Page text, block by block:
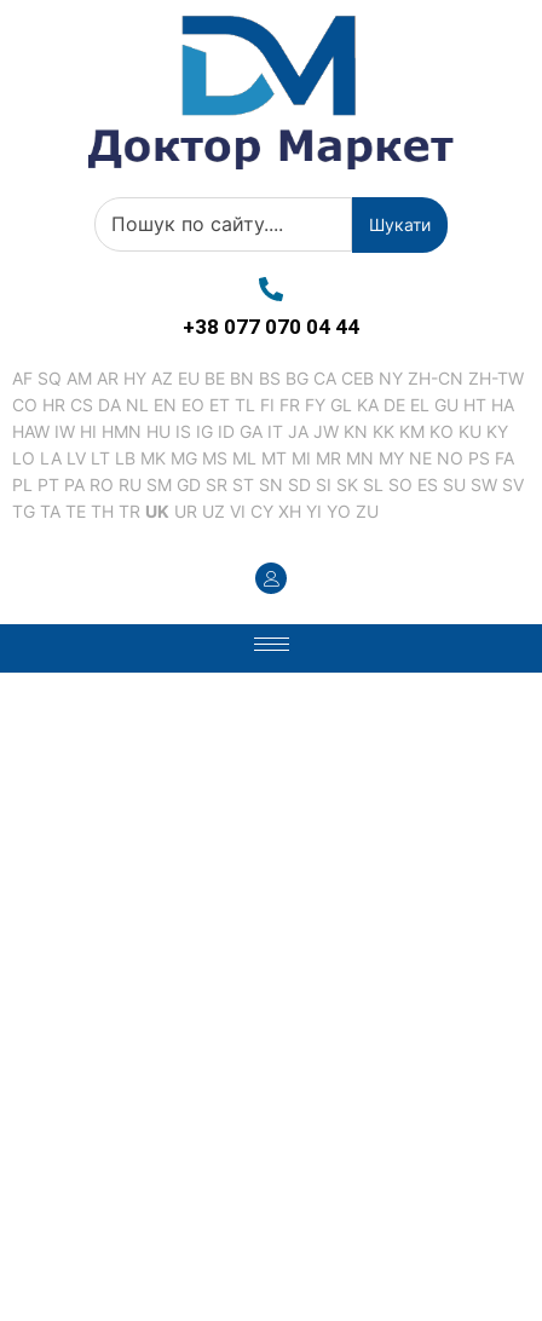
Шукати
+38 077 070 04 44
AF SQ AM AR HY AZ EU BE BN BS BG CA CEB NY ZH-CN ZH-TW
CO HR CS DA NL EN EO ET TL FI FR FY GL KA DE EL GU HT HA
HAW IW HI HMN HU IS IG ID GA IT JA JW KN KK KM KO KU KY
LO LA LV LT LB MK MG MS ML MT MI MR MN MY NE NO PS FA
PL PT PA RO RU SM GD SR ST SN SD SI SK SL SO ES SU SW SV
TG TA TE TH TR UK UR UZ VI CY XH YI YO ZU